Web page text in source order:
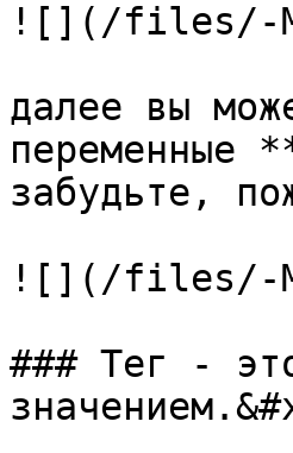
![](/files/-
далее вы
переменные
забудьте,
![](/files/-
### Тег -